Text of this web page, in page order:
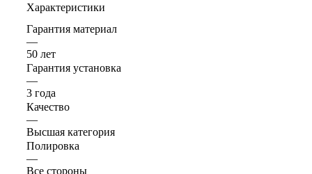
Характеристики
Гарантия материал
—
50 лет
Гарантия установка
—
3 года
Качество
—
Высшая категория
Полировка
—
Все стороны